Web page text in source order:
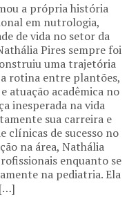
a própria história
em nutrologia,
de vida no setor da
Pires sempre foi
uma trajetória
rotina entre plantões,
atuação acadêmica no
inesperada na vida
sua carreira e
clínicas de sucesso no
na área, Nathália
enquanto se
na pediatria. Ela